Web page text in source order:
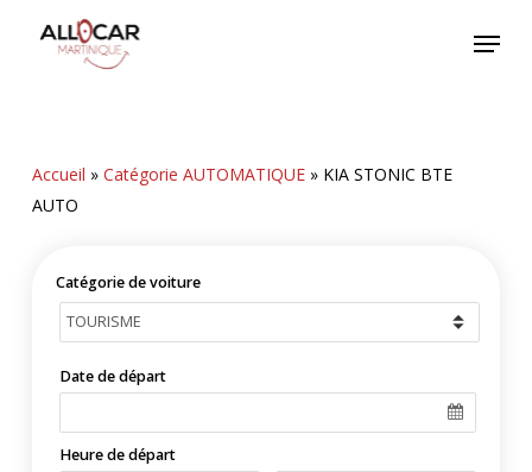
Menu
Accueil » Catégorie AUTOMATIQUE» KIA STONIC BTE
AUTO
Catégorie de voiture
Date de départ
Heure de départ